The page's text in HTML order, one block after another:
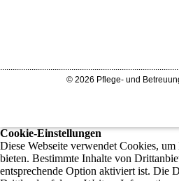
© 2026 Pflege- und
Cookie-Einstellungen
Diese Webseite verwendet Cookies,
bieten. Bestimmte Inhalte von
entsprechende Option aktiviert ist. Die